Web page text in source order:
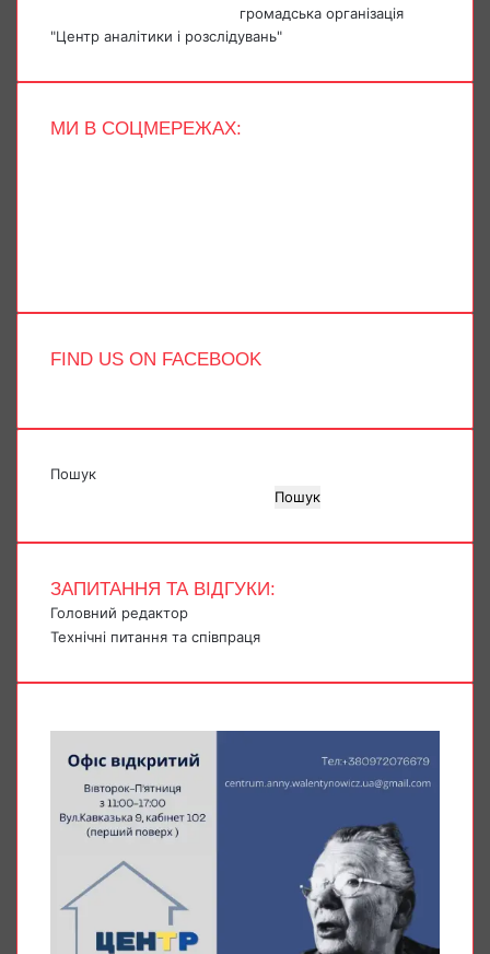
громадська організація
"Центр аналітики і розслідувань"
МИ В СОЦМЕРЕЖАХ:
FIND US ON FACEBOOK
Пошук
Пошук
ЗАПИТАННЯ ТА ВІДГУКИ:
Головний редактор
Технічні питання та співпраця